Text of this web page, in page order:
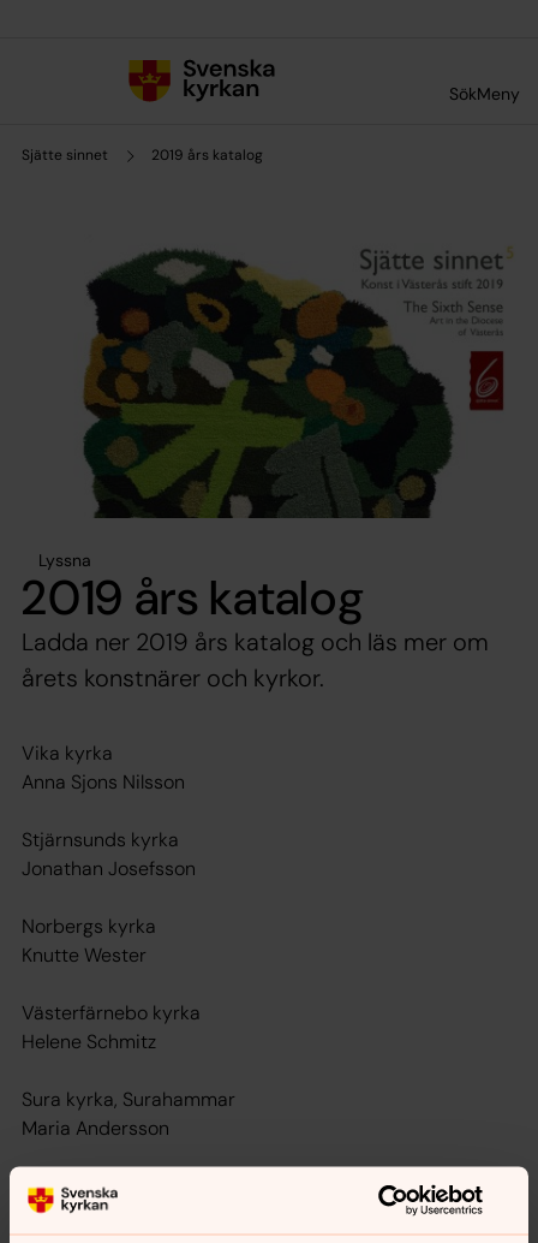
SökMeny
Sjätte sinnet 2019 års katalog
Lyssna
2019 års katalog
Ladda ner 2019 års katalog och läs mer om
årets konstnärer och kyrkor.
Vika kyrka
Anna Sjons Nilsson
Stjärnsunds kyrka
Jonathan Josefsson
Norbergs kyrka
Knutte Wester
Västerfärnebo kyrka
Helene Schmitz
Sura kyrka, Surahammar
Maria Andersson
S:t Lars kyrka, Hallstahammar
Sonja Larsson